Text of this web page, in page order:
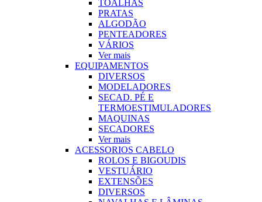
TOALHAS
PRATAS
ALGODÃO
PENTEADORES
VÁRIOS
Ver mais
EQUIPAMENTOS
DIVERSOS
MODELADORES
SECAD. PÉ E
TERMOESTIMULADORES
MAQUINAS
SECADORES
Ver mais
ACESSORIOS CABELO
ROLOS E BIGOUDIS
VESTUÁRIO
EXTENSÕES
DIVERSOS